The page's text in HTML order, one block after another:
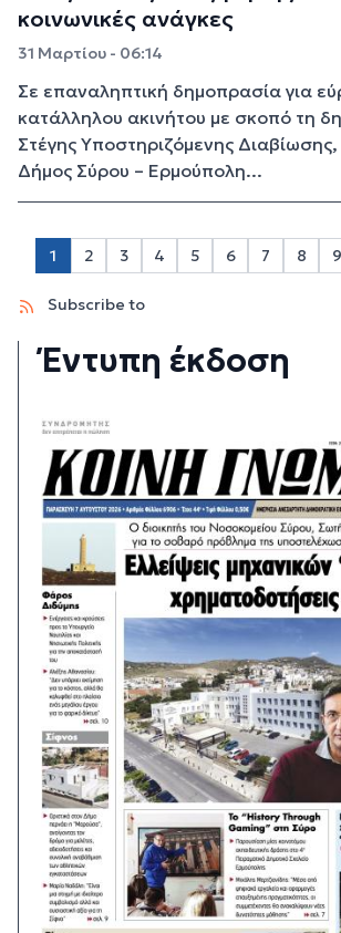
κοινωνικές ανάγκες
31 Μαρτίου - 06:14
Σε επαναληπτική δημοπρασία για
κατάλληλου ακινήτου με σκοπό τη
Στέγης Υποστηριζόμενης
Δήμος Σύρου – Ερμούπολη...
1 Page 2
2 Page 3
3 Page 4
4 Page 5
5 Page 6
6 Page 7
7 Page 8
8 9
Subscribe to
Έντυπη έκδοση